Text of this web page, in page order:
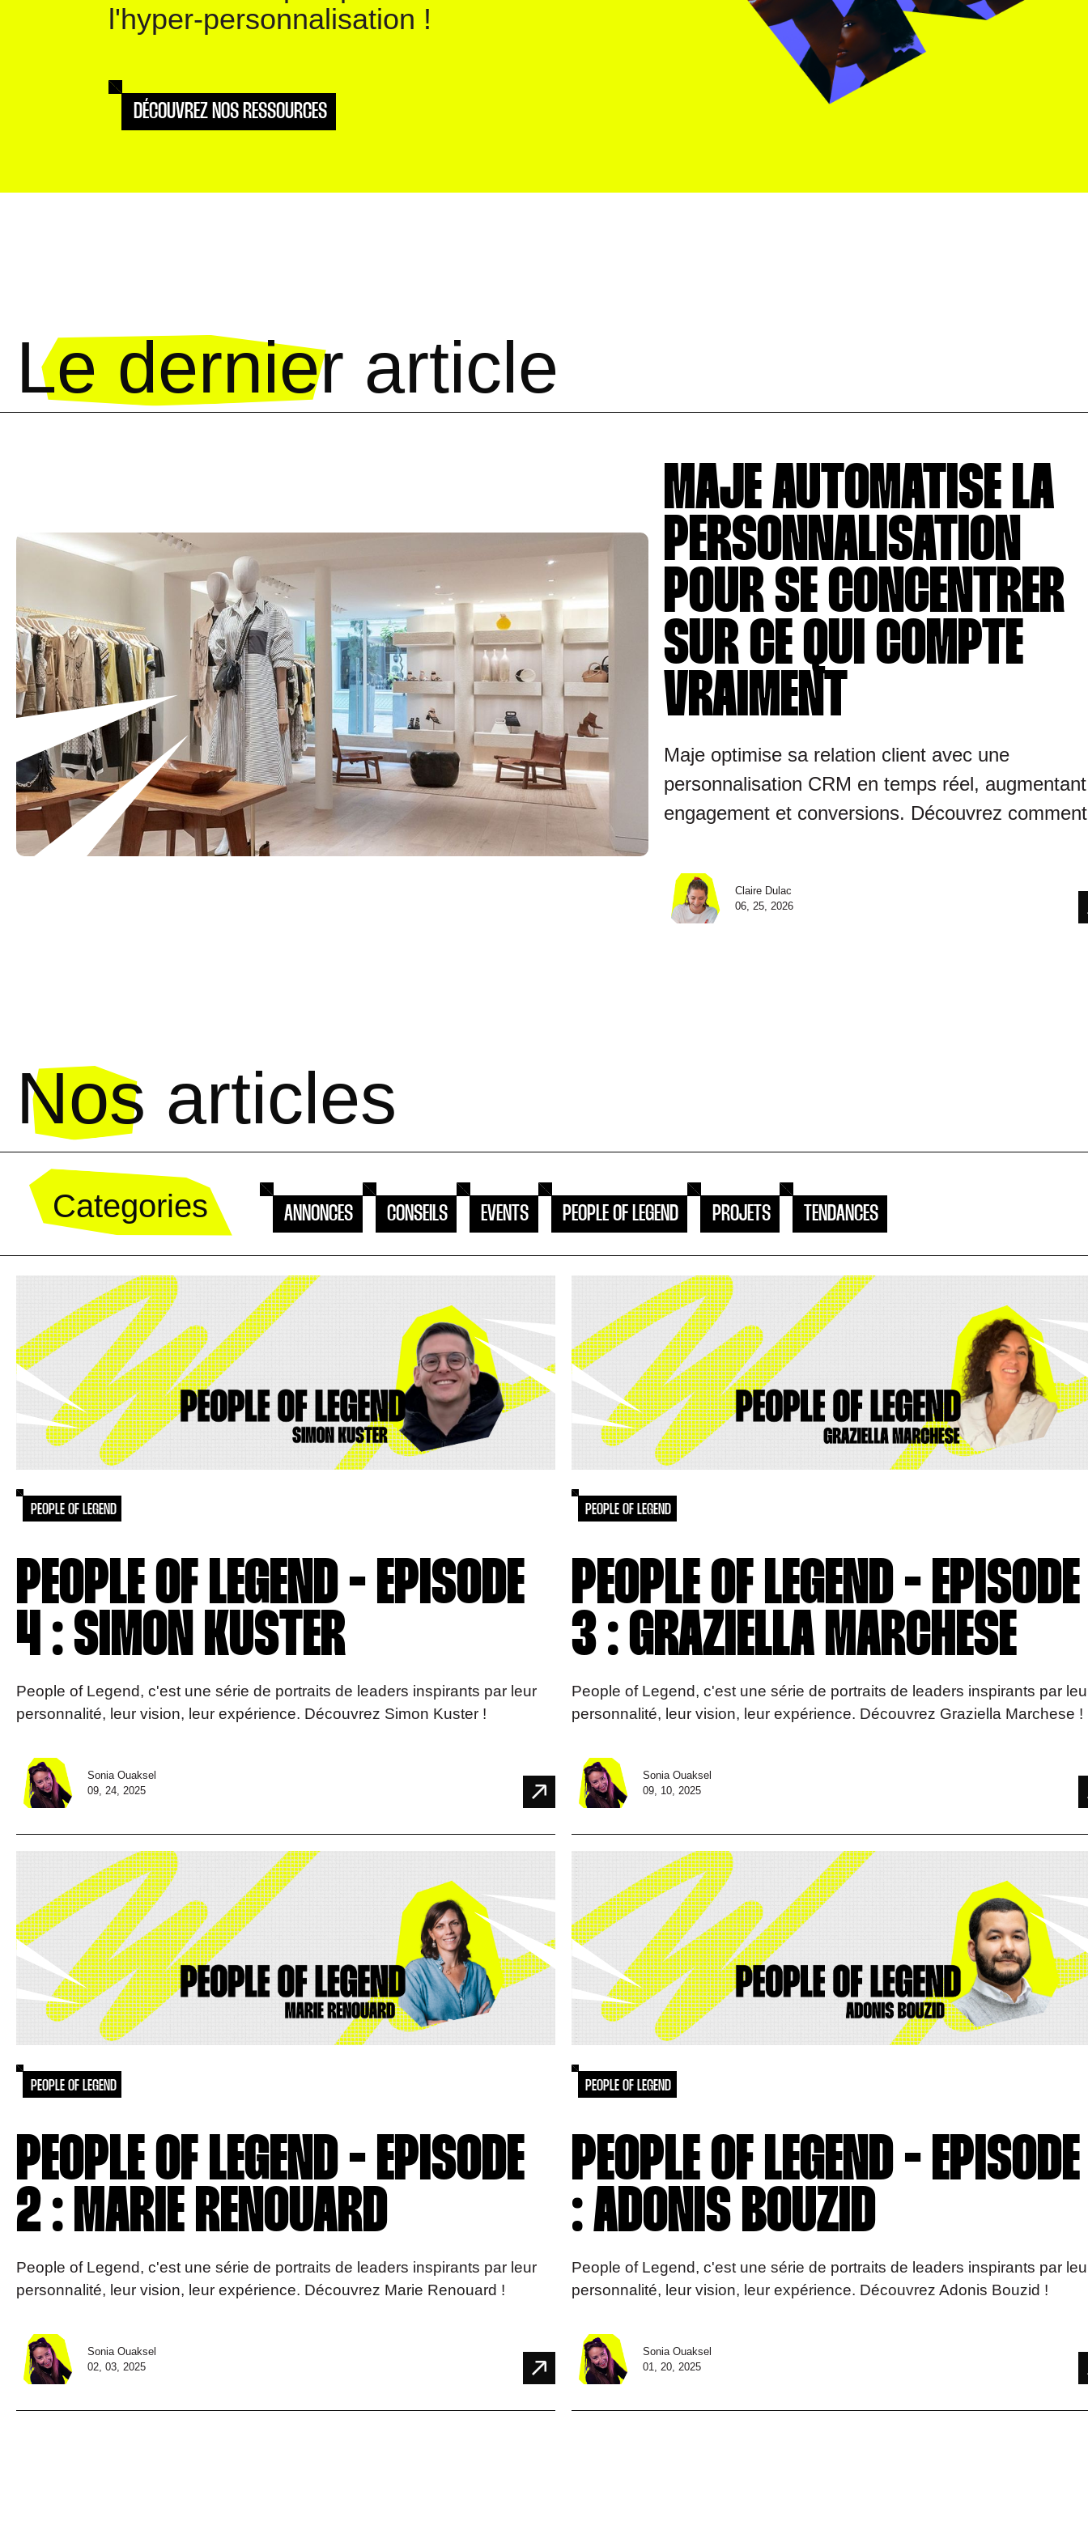
l'hyper-personnalisation !
DÉCOUVREZ NOS RESSOURCES
Le dernier article
MAJE AUTOMATISE LA
PERSONNALISATION
POUR SE CONCENTRER
SUR CE QUI COMPTE
VRAIMENT
Maje optimise sa relation client avec une
personnalisation CRM en temps réel, augmentant
engagement et conversions. Découvrez
Claire Dulac
06, 25, 2026
Nos articles
Categories ANNONCES CONSEILS EVENTS PEOPLE OF LEGEND PROJETS TENDANCES
PEOPLE OF LEGEND
PEOPLE OF LEGEND - EPISODE
4 : SIMON KUSTER
People of Legend, c'est une série de portraits de leaders inspirants par leur
personnalité, leur vision, leur expérience. Découvrez Simon Kuster !
Sonia Ouaksel
09, 24, 2025
PEOPLE OF LEGEND
PEOPLE OF LEGEND - EPISODE
3 : GRAZIELLA MARCHESE
People of Legend, c'est une série de portraits de leaders inspirants par
personnalité, leur vision, leur expérience. Découvrez Graziella Marchese !
Sonia Ouaksel
09, 10, 2025
PEOPLE OF LEGEND
PEOPLE OF LEGEND - EPISODE
2 : MARIE RENOUARD
People of Legend, c'est une série de portraits de leaders inspirants par leur
personnalité, leur vision, leur expérience. Découvrez Marie Renouard !
Sonia Ouaksel
02, 03, 2025
PEOPLE OF LEGEND
PEOPLE OF LEGEND -
: ADONIS BOUZID
People of Legend, c'est une série de portraits de leaders inspirants par
personnalité, leur vision, leur expérience. Découvrez Adonis Bouzid !
Sonia Ouaksel
01, 20, 2025